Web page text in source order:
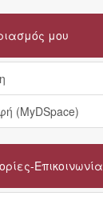
μου
(MyDSpace)
Επικοινωνία